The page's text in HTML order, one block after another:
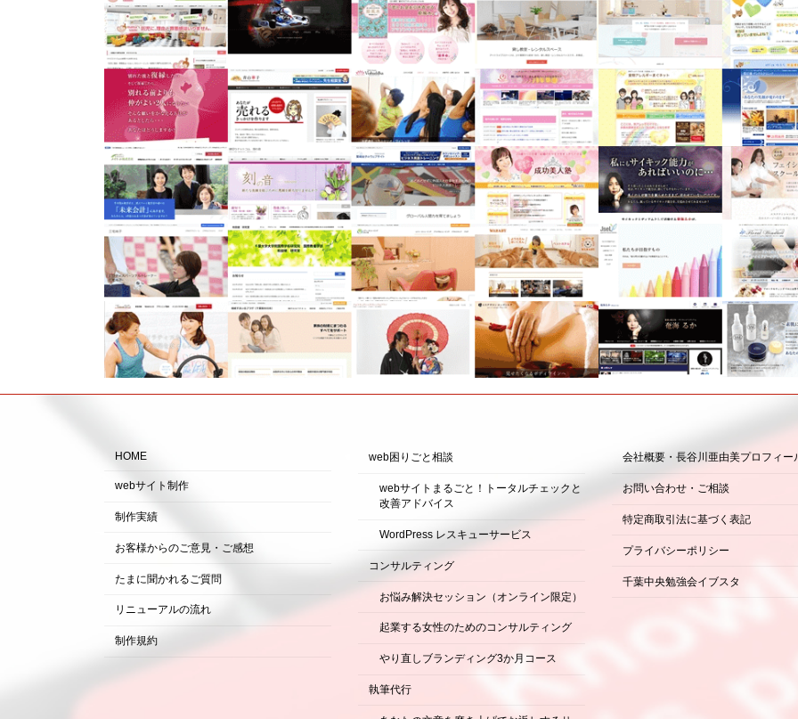
HOME
webサイト制作
制作実績
お客様からのご意見・ご感想
たまに聞かれるご質問
リニューアルの流れ
制作規約
web困りごと相談
webサイトまるごと！トータルチェックと
改善アドバイス
WordPress レスキューサービス
コンサルティング
お悩み解決セッション（オンライン限定）
起業する女性のためのコンサルティング
やり直しブランディング3か月コース
執筆代行
会社概要・長谷川亜由美プロフィー
お問い合わせ・ご相談
特定商取引法に基づく表記
プライバシーポリシー
千葉中央勉強会イブスタ